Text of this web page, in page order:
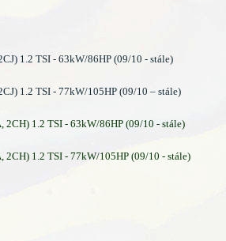
1.2 TSI - 63kW/86HP (09/10 - stále)
1.2 TSI - 77kW/105HP (09/10 – stále)
1.2 TSI - 63kW/86HP (09/10 - stále)
1.2 TSI - 77kW/105HP (09/10 - stále)